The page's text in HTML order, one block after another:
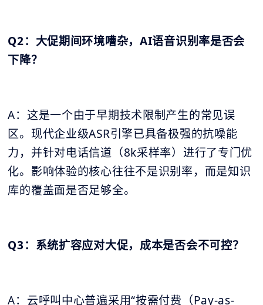
Q2：大促期间环境嘈杂，AI语音识别率是否会
下降？
A：这是一个由于早期技术限制产生的常见误
区。现代企业级ASR引擎已具备极强的抗噪能
力，并针对电话信道（8k采样率）进行了专门优
化。影响体验的核心往往不是识别率，而是知识
库的覆盖面是否足够全。
Q3：系统扩容应对大促，成本是否会不可控？
A：云呼叫中心普遍采用“按需付费（Pay-as-